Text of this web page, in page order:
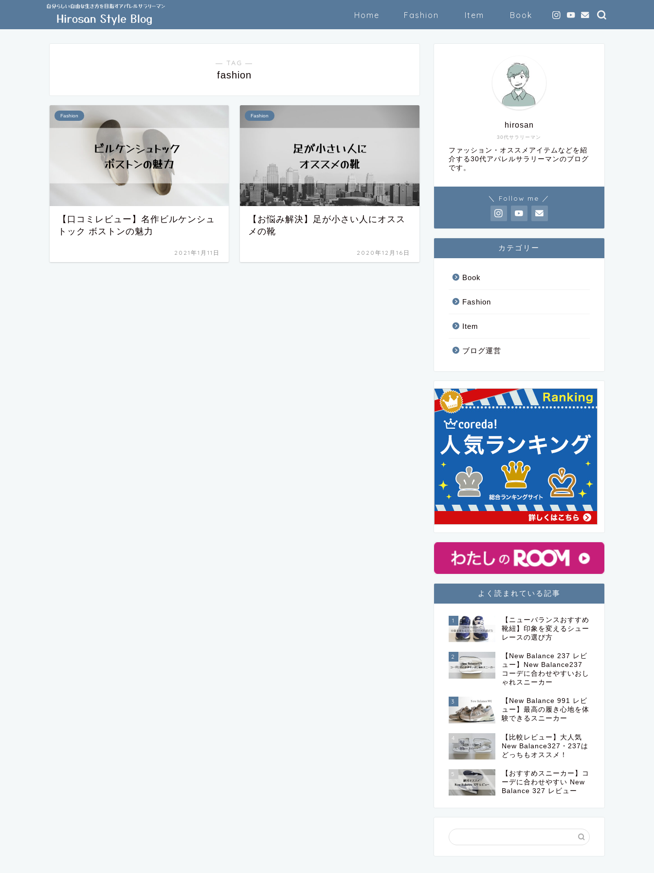
Home Fashion Item Book
― TAG ―
fashion
Fashion
【口コミレビュー】名作ビルケンシュ
トック ボストンの魅力
2021年1月11日
Fashion
【お悩み解決】足が小さい人にオスス
メの靴
2020年12月16日
30代サラリーマン
hirosan
ファッション・オススメアイテムなどを紹
介する30代アパレルサラリーマンのブログ
です。
＼ Follow me ／
カテゴリー
Book
Fashion
Item
ブログ運営
よく読まれている記事
1
【ニューバランスおすすめ
靴紐】印象を変えるシュー
レースの選び方
2
【New Balance 237 レビ
ュー】New Balance237
コーデに合わせやすいおし
ゃれスニーカー
3
【New Balance 991 レビ
ュー】最高の履き心地を体
験できるスニーカー
4
【比較レビュー】大人気
New Balance327・237は
どっちもオススメ！
5
【おすすめスニーカー】コ
ーデに合わせやすい New
Balance 327 レビュー